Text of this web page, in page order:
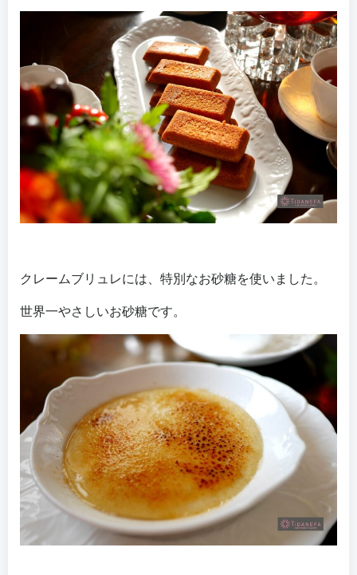
クレームブリュレには、特別なお砂糖を使いました。
世界一やさしいお砂糖です。